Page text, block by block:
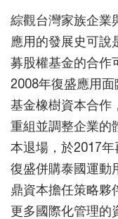
綜觀台灣家族企業
應用的發展史可說
募股權基金的合作
2008年復盛應用
基金橡樹資本合作
重組並調整企業的
本退場，於2017
復盛併購泰國運動
鼎資本擔任策略夥
更多國際化管理的